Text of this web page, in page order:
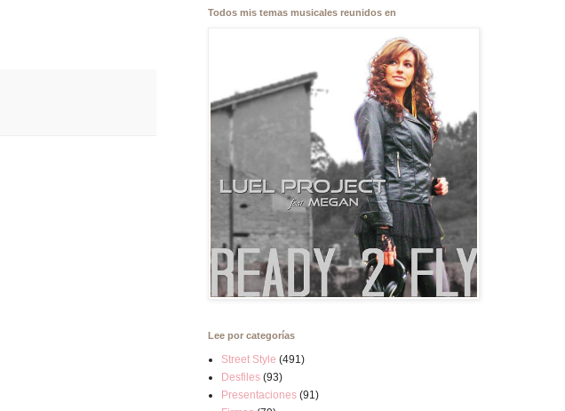
Todos mis temas musicales reunidos en
Lee por categorías
Street Style (491)
Desfiles (93)
Presentaciones (91)